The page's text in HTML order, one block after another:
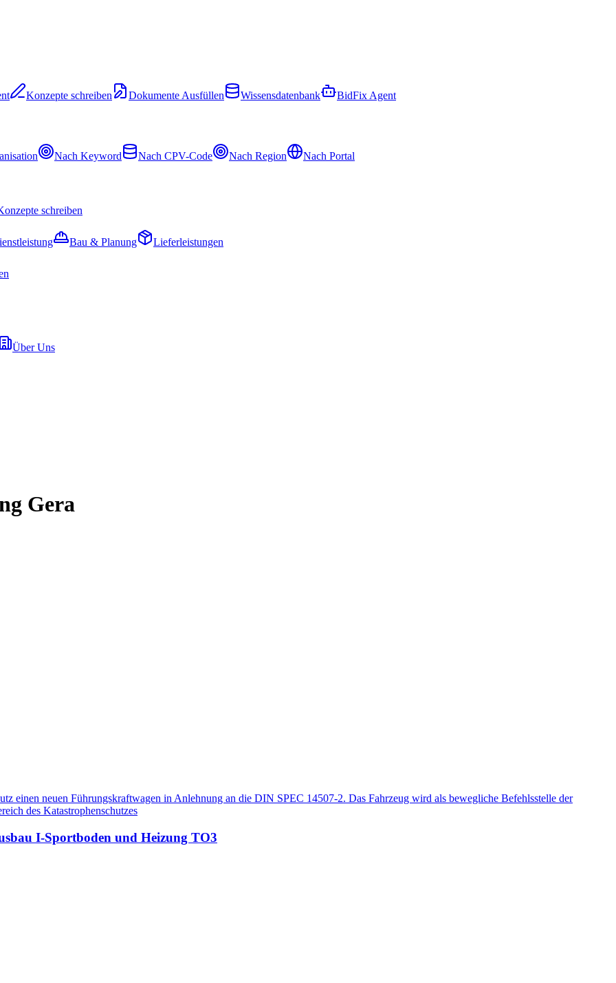
Konzepte schreiben Dokumente Ausfüllen Wissensdatenbank BidFix Agent
Nach Keyword Nach CPV-Code Nach Region Nach Portal
schreiben
Bau & Planung Lieferleistungen
Über Uns
Gera
einen neuen Führungskraftwagen in Anlehnung an die DIN SPEC 14507-2. Das Fahrzeug wird als bewegliche Befehlsstelle der
des Katastrophenschutzes
I-Sportboden und Heizung TO3